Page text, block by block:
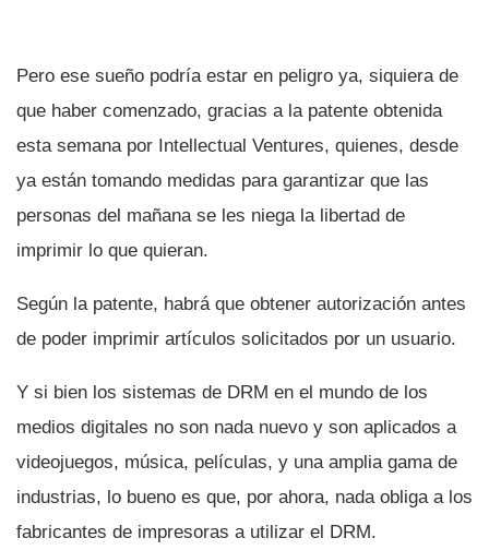
Pero ese sueño podrí­a estar en peligro ya, siquiera de
que haber comenzado, gracias a la patente obtenida
esta semana por Intellectual Ventures, quienes, desde
ya están tomando medidas para garantizar que las
personas del mañana se les niega la libertad de
imprimir lo que quieran.
Según la patente, habrá que obtener autorización antes
de poder imprimir artí­culos solicitados por un usuario.
Y si bien los sistemas de DRM en el mundo de los
medios digitales no son nada nuevo y son aplicados a
videojuegos, música, pelí­culas, y una amplia gama de
industrias, lo bueno es que, por ahora, nada obliga a los
fabricantes de impresoras a utilizar el DRM.